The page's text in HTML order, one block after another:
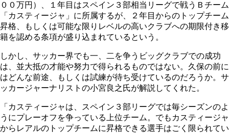
００万円）、１年目はスペイン３部相当リーグで戦うＢチーム
「カスティージャ」に所属するが、２年目からのトップチーム
昇格、もしくは可能な限りレベルの高いクラブへの期限付き移
籍を認める条項が盛り込まれているという。
しかし、サッカー界でも一、二を争うビッグクラブでの成功
は、並大抵の才能や努力で得られるものではない。久保の前に
はどんな前途、もしくは試練が待ち受けているのだろうか。サ
ッカージャーナリストの小宮良之氏が解説してくれた。
「カスティージャは、スペイン３部リーグでは毎シーズンのよ
うにプレーオフを争っている上位チーム。でもカスティージャ
からレアルのトップチームに昇格できる選手はごく限られてい